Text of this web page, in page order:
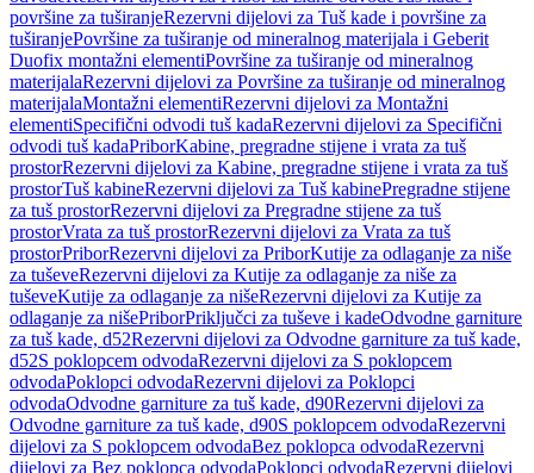
površine za tuširanjeRezervni dijelovi za Tuš kade i površine za
tuširanjePovršine za tuširanje od mineralnog materijala i Geberit
Duofix montažni elementiPovršine za tuširanje od mineralnog
materijalaRezervni dijelovi za Površine za tuširanje od mineralnog
materijalaMontažni elementiRezervni dijelovi za Montažni
elementiSpecifični odvodi tuš kadaRezervni dijelovi za Specifični
odvodi tuš kadaPriborKabine, pregradne stijene i vrata za tuš
prostorRezervni dijelovi za Kabine, pregradne stijene i vrata za tuš
prostorTuš kabineRezervni dijelovi za Tuš kabinePregradne stijene
za tuš prostorRezervni dijelovi za Pregradne stijene za tuš
prostorVrata za tuš prostorRezervni dijelovi za Vrata za tuš
prostorPriborRezervni dijelovi za PriborKutije za odlaganje za niše
za tuševeRezervni dijelovi za Kutije za odlaganje za niše za
tuševeKutije za odlaganje za nišeRezervni dijelovi za Kutije za
odlaganje za nišePriborPriključci za tuševe i kadeOdvodne garniture
za tuš kade, d52Rezervni dijelovi za Odvodne garniture za tuš kade,
d52S poklopcem odvodaRezervni dijelovi za S poklopcem
odvodaPoklopci odvodaRezervni dijelovi za Poklopci
odvodaOdvodne garniture za tuš kade, d90Rezervni dijelovi za
Odvodne garniture za tuš kade, d90S poklopcem odvodaRezervni
dijelovi za S poklopcem odvodaBez poklopca odvodaRezervni
dijelovi za Bez poklopca odvodaPoklopci odvodaRezervni dijelovi